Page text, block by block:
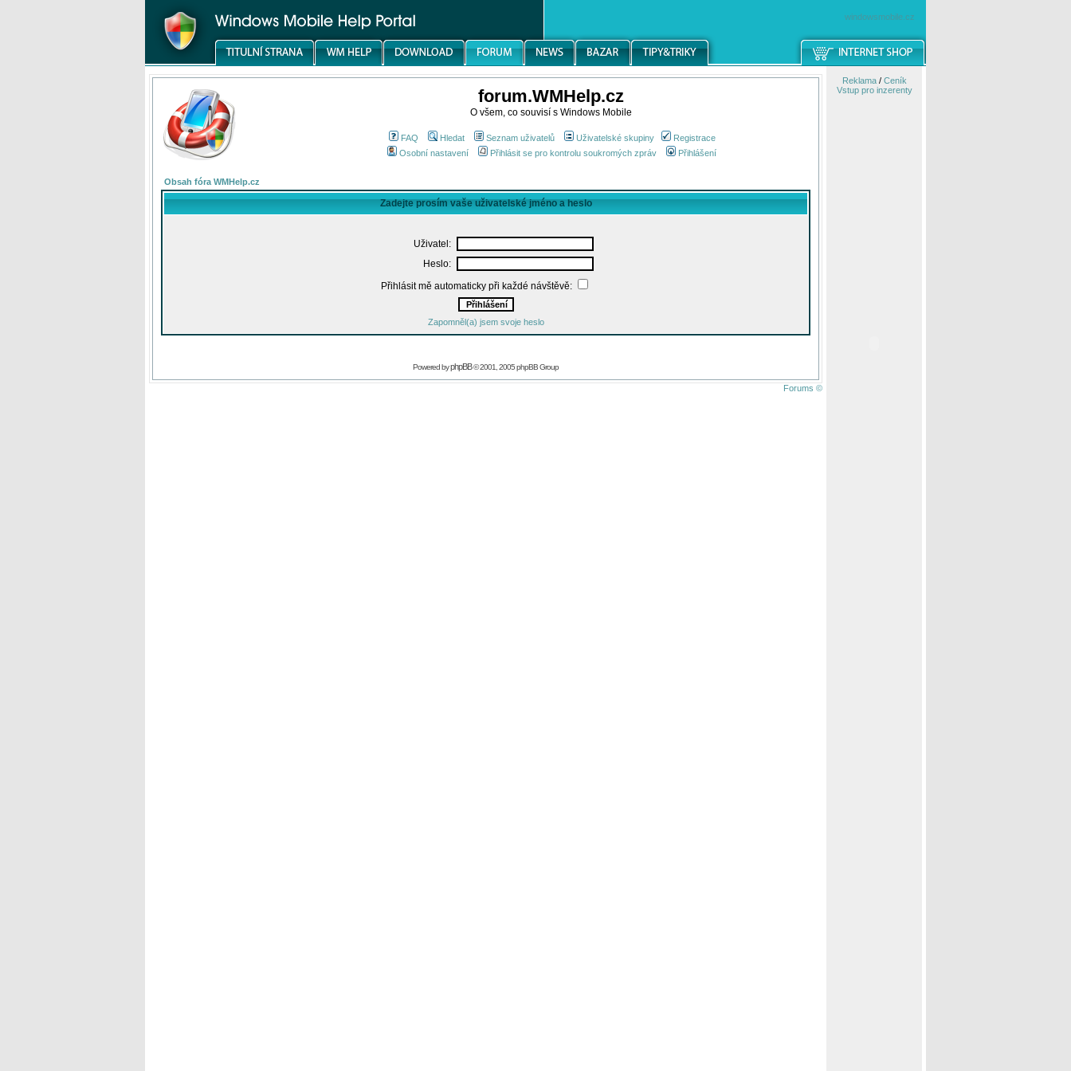
windowsmobile.cz
forum.WMHelp.cz
O všem, co souvisí s Windows Mobile
FAQ Hledat Seznam uživatelů Uživatelské skupiny
Registrace
Osobní nastavení
Přihlásit se pro kontrolu soukromých zpráv Přihlášení
Obsah fóra WMHelp.cz
Zadejte prosím vaše uživatelské jméno a heslo
Uživatel:
Heslo:
Přihlásit mě automaticky při každé návštěvě:
Zapomněl(a) jsem svoje heslo
Powered byphpBB© 2001, 2005 phpBB Group
Forums ©
Reklama/ Ceník
Vstup pro inzerenty